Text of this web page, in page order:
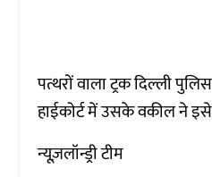
पत्थरों वाला ट्रक दिल्ली
हाईकोर्ट में उसके वकील ने इसे
न्यूज़लॉन्ड्री टीम